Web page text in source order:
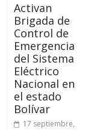
Activan
Brigada de
Control de
Emergencia
del Sistema
Eléctrico
Nacional en
el estado
Bolívar
17 septiembre,